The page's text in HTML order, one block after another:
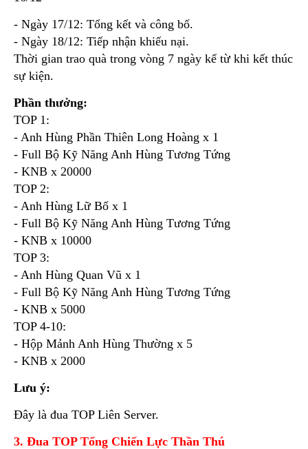
- Ngày 17/12: Tổng kết và công bố.
- Ngày 18/12: Tiếp nhận khiếu nại.
Thời gian trao quà trong vòng 7 ngày kể từ khi kết thúc
sự kiện.
Phần thưởng:
TOP 1:
- Anh Hùng Phần Thiên Long Hoàng x 1
- Full Bộ Kỹ Năng Anh Hùng Tương Tứng
- KNB x 20000
TOP 2:
- Anh Hùng Lữ Bố x 1
- Full Bộ Kỹ Năng Anh Hùng Tương Tứng
- KNB x 10000
TOP 3:
- Anh Hùng Quan Vũ x 1
- Full Bộ Kỹ Năng Anh Hùng Tương Tứng
- KNB x 5000
TOP 4-10:
- Hộp Mảnh Anh Hùng Thường x 5
- KNB x 2000
Lưu ý:
Đây là đua TOP Liên Server.
3. Đua TOP Tổng Chiến Lực Thần Thú